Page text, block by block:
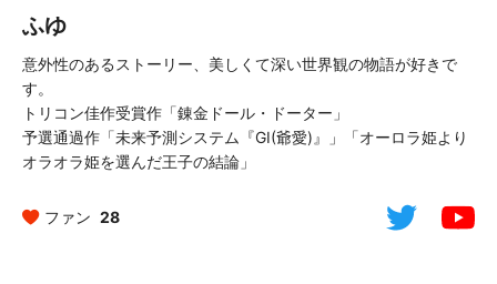
ふゆ
意外性のあるストーリー、美しくて深い世界観の物語が好きで
す。
トリコン佳作受賞作「錬金ドール・ドーター」
予選通過作「未来予測システム『GI(爺愛)』」「オーロラ姫より
オラオラ姫を選んだ王子の結論」
ファン 28